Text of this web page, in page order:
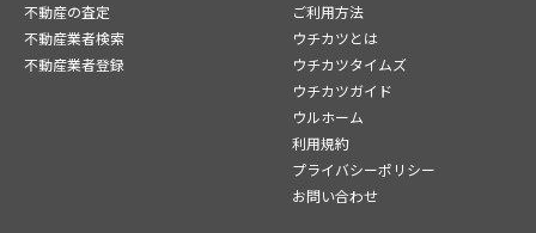
不動産の査定
不動産業者検索
不動産業者登録
ご利用方法
ウチカツとは
ウチカツタイムズ
ウチカツガイド
ウルホーム
利用規約
プライバシーポリシー
お問い合わせ